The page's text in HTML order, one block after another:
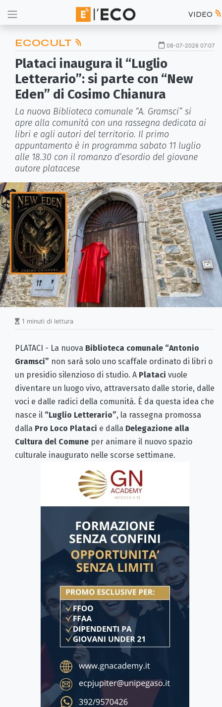
VIDEO
ECOCULT 08-07-2026 07:07
Plataci inaugura il “Luglio
Letterario”: si parte con “New
Eden” di Cosimo Chianura
La nuova Biblioteca comunale “A. Gramsci” si
apre alla comunità con una rassegna dedicata ai
libri e agli autori del territorio. Il primo
appuntamento è in programma sabato 11 luglio
alle 18.30 con il romanzo d’esordio del giovane
autore platacese
1 minuti di lettura
PLATACI - La nuova Biblioteca comunale “Antonio
Gramsci” non sarà solo uno scaffale ordinato di libri o
un presidio silenzioso di studio. A Plataci vuole
diventare un luogo vivo, attraversato dalle storie, dalle
voci e dalle radici della comunità. È da questa idea che
nasce il “Luglio Letterario”, la rassegna promossa
dalla Pro Loco Plataci e dalla Delegazione alla
Cultura del Comune per animare il nuovo spazio
culturale inaugurato nelle scorse settimane.